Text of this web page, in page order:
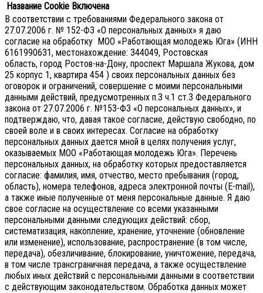
Название Cookie Включена
В соответствии с требованиями Федерального закона от
27.07.2006 г. № 152-ФЗ «О персональных данных» я даю
согласие на обработку МОО «Работающая молодежь Юга» (ИНН
6161990631, местонахождение: 344049, Ростовская
область, город Ростов-на-Дону, проспект Маршала Жукова, дом
25 корпус 1, квартира 454 ) своих персональных данных без
оговорок и ограничений, совершение с моими персональными
данными действий, предусмотренных п.3 ч.1 ст.3 Федерального
закона от 27.07.2006 г. №153-ФЗ «О персональных данных», и
подтверждаю, что, давая такое согласие, действую свободно, по
своей воле и в своих интересах. Согласие на обработку
персональных данных дается мной в целях получения услуг,
оказываемых МОО «Работающая молодежь Юга». Перечень
персональных данных, на обработку которых предоставляется
согласие: фамилия, имя, отчество, место пребывания (город,
область), номера телефонов, адреса электронной почты (E-mail),
а также иные полученные от меня персональные данные. Я даю
свое согласие на осуществление со всеми указанными
персональными данными следующих действий: сбор,
систематизация, накопление, хранение, уточнение (обновление
или изменение), использование, распространение (в том числе,
передача), обезличивание, блокирование, уничтожение, передача,
в том числе трансграничная передача, а также осуществление
любых иных действий с персональными данными в соответствии
с действующим законодательством. Обработка данных может